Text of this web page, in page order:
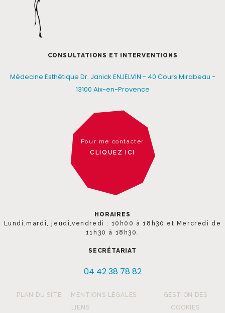
CONSULTATIONS ET INTERVENTIONS
Médecine Esthétique Dr. Janick ENJELVIN - 40 Cours Mirabeau -
13100 Aix-en-Provence
Pour me contacter
CLIQUEZ ICI
HORAIRES
Lundi,mardi, jeudi,vendredi : 10h00 à 18h30 et Mercredi de
11h30 à 18h30.
SECRÉTARIAT
04 42 38 78 82
PLAN DU SITE
MENTIONS LÉGALES
LIENS
GESTION DES
COOKIES